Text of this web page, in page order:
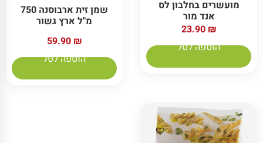
מועשרים בחלבון לס
אנד מור
23.90 ₪
הוספה לסל
שמן זית ארבוסנה 750
מ"ל ארץ גשור
59.90 ₪
הוספה לסל